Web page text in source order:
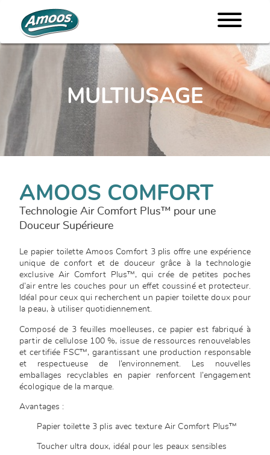
MULTIUSAGE
AMOOS COMFORT
Technologie Air Comfort Plus™ pour une
Douceur Supérieure
Le papier toilette Amoos Comfort 3 plis offre une expérience
unique de confort et de douceur grâce à la technologie
exclusive Air Comfort Plus™, qui crée de petites poches
d’air entre les couches pour un effet coussiné et protecteur.
Idéal pour ceux qui recherchent un papier toilette doux pour
la peau, à utiliser quotidiennement.
Composé de 3 feuilles moelleuses, ce papier est fabriqué à
partir de cellulose 100 %, issue de ressources renouvelables
et certifiée FSC™, garantissant une production responsable
et respectueuse de l’environnement. Les nouvelles
emballages recyclables en papier renforcent l’engagement
écologique de la marque.
Avantages :
Papier toilette 3 plis avec texture Air Comfort Plus™
Toucher ultra doux, idéal pour les peaux sensibles